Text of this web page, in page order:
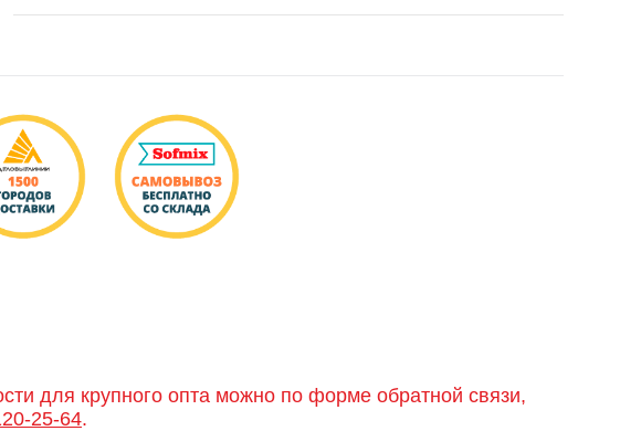
для крупного опта можно по форме обратной связи,
25-64.